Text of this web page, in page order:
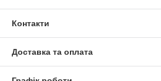
Контакти
Доставка та оплата